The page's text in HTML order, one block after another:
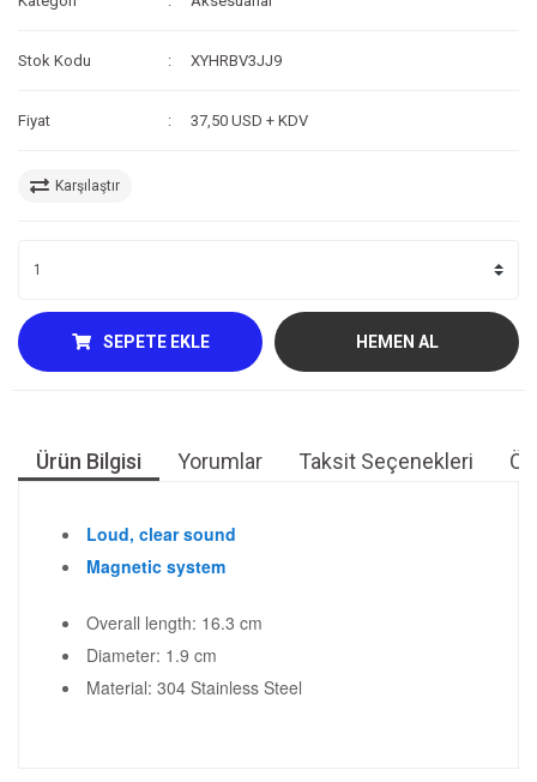
Stok Kodu XYHRBV3JJ9
Fiyat 37,50 USD + KDV
Karşılaştır
SEPETE EKLE HEMEN AL
Ürün Bilgisi Yorumlar Taksit Seçenekleri
Loud, clear sound
Magnetic system
Overall length: 16.3 cm
Diameter: 1.9 cm
Material: 304 Stainless Steel